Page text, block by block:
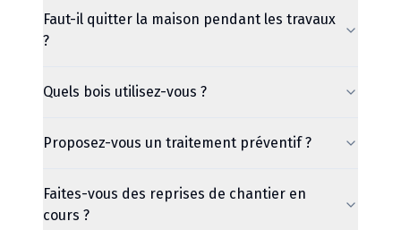
Faut-il quitter la maison pendant les travaux
?
Quels bois utilisez-vous ?
Proposez-vous un traitement préventif ?
Faites-vous des reprises de chantier en
cours ?